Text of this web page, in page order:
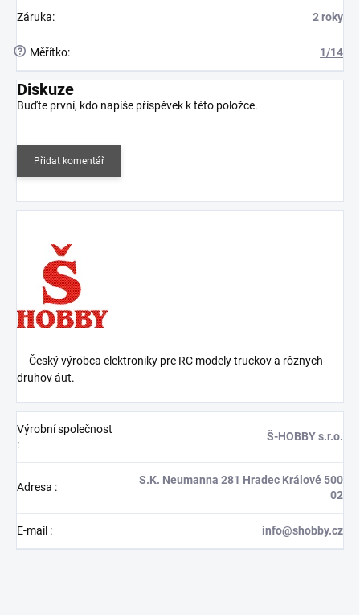
Záruka: 2 roky
? Měřítko: 1/14
Diskuze
Buďte první, kdo napíše příspěvek k této položce.
Přidat komentář
Český výrobca elektroniky pre RC modely truckov a rôznych
druhov áut.
Výrobní společnost
:
Š-HOBBY s.r.o.
Adresa :
S.K. Neumanna 281 Hradec Králové 500
02
E-mail : info@shobby.cz